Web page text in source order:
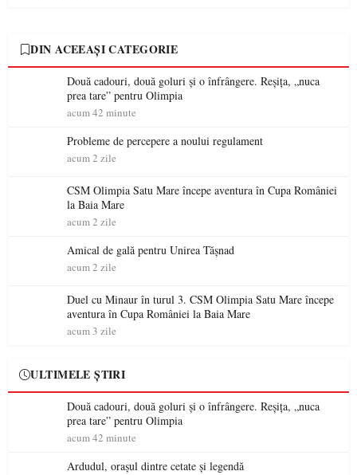
DIN ACEEAȘI CATEGORIE
Două cadouri, două goluri și o înfrângere. Reșița, „nuca
prea tare” pentru Olimpia
acum 42 minute
Probleme de percepere a noului regulament
acum 2 zile
CSM Olimpia Satu Mare începe aventura în Cupa României
la Baia Mare
acum 2 zile
Amical de gală pentru Unirea Tășnad
acum 2 zile
Duel cu Minaur în turul 3. CSM Olimpia Satu Mare începe
aventura în Cupa României la Baia Mare
acum 3 zile
ULTIMELE ȘTIRI
Două cadouri, două goluri și o înfrângere. Reșița, „nuca
prea tare” pentru Olimpia
acum 42 minute
Ardudul, orașul dintre cetate și legendă